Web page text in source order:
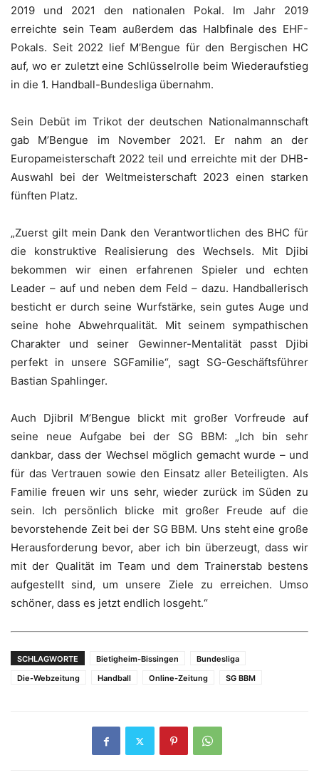
2019 und 2021 den nationalen Pokal. Im Jahr 2019
erreichte sein Team außerdem das Halbfinale des EHF-
Pokals. Seit 2022 lief M’Bengue für den Bergischen HC
auf, wo er zuletzt eine Schlüsselrolle beim Wiederaufstieg
in die 1. Handball-Bundesliga übernahm.
Sein Debüt im Trikot der deutschen Nationalmannschaft
gab M’Bengue im November 2021. Er nahm an der
Europameisterschaft 2022 teil und erreichte mit der DHB-
Auswahl bei der Weltmeisterschaft 2023 einen starken
fünften Platz.
„Zuerst gilt mein Dank den Verantwortlichen des BHC für
die konstruktive Realisierung des Wechsels. Mit Djibi
bekommen wir einen erfahrenen Spieler und echten
Leader – auf und neben dem Feld – dazu. Handballerisch
besticht er durch seine Wurfstärke, sein gutes Auge und
seine hohe Abwehrqualität. Mit seinem sympathischen
Charakter und seiner Gewinner-Mentalität passt Djibi
perfekt in unsere SGFamilie“, sagt SG-Geschäftsführer
Bastian Spahlinger.
Auch Djibril M’Bengue blickt mit großer Vorfreude auf
seine neue Aufgabe bei der SG BBM: „Ich bin sehr
dankbar, dass der Wechsel möglich gemacht wurde – und
für das Vertrauen sowie den Einsatz aller Beteiligten. Als
Familie freuen wir uns sehr, wieder zurück im Süden zu
sein. Ich persönlich blicke mit großer Freude auf die
bevorstehende Zeit bei der SG BBM. Uns steht eine große
Herausforderung bevor, aber ich bin überzeugt, dass wir
mit der Qualität im Team und dem Trainerstab bestens
aufgestellt sind, um unsere Ziele zu erreichen. Umso
schöner, dass es jetzt endlich losgeht.“
SCHLAGWORTE Bietigheim-Bissingen
Bundesliga
Die-Webzeitung
Handball Online-Zeitung SG BBM